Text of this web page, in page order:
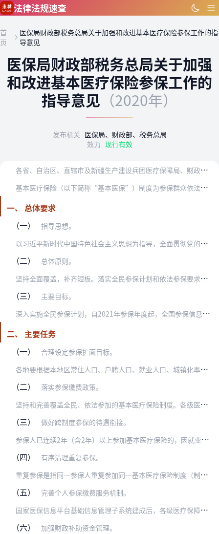
跳到主要内容
法律法规速查
首
页
医保局财政部税务总局关于加强和改进基本医疗保险参保工作的指
导意见
医保局财政部税务总局关于加强
和改进基本医疗保险参保工作的
指导意见 （2020年）
发布机关 医保局、财政部、税务总局
效力 现行有效
各
省、自治区、直辖市及新疆生产建设兵团医疗保障局、财政厅（局），财政部地方监管局，国家税务总局各省、自治区、直辖市及新疆生产建设兵团税务局：
基
本医疗保险（以下简称“基本医保”）制度为参保群众依法合理享受基本医疗保障、促进人民健康发挥了重要作用。为深入推进全民参保计划，进一步提高基本医保参保质量，保障…
一、 总体要求
（一）
指导思想。
以
习近平新时代中国特色社会主义思想为指导，全面贯彻党的十九大和十九届二中、三中、四中全会精神，坚持以人民为中心的发展思想，坚持推进高质量发展，以实现覆盖全民、依…
（二）
总体原则。
坚
持全面覆盖，补齐短板。落实全民参保计划和依法参保要求，着眼保基本、全覆盖，有针对性加强重点人群特别是困难人群参保缴费服务，改进参保薄弱环节服务。
（三）
主要目标。
深
入实施全民参保计划，自2021年参保年度起，全国参保信息实现互联互通、动态更新、实时查询，参保信息质量明显提升；到2025年，基本医保参保率稳中有升，管理服务…
二、 主要任务
（一）
合理设定参保扩面目标。
各
地要根据本地区常住人口、户籍人口、就业人口、城镇化率等指标，科学合理确定年度参保扩面目标。职工基本医疗保险（以下简称“职工医保”）要逐步以本地区劳动就业人口作…
（二）
落实参保缴费政策。
坚
持和完善覆盖全民、依法参加的基本医疗保险制度。各级医疗保障部门要完善与本地区公安、民政、人力资源社会保障、卫生健康、市场监管、税务、教育、司法、扶贫、残联等部…
（三）
做好跨制度参保的待遇衔接。
参
保人已连续2年（含2年）以上参加基本医疗保险的，因就业等个人状态变化在职工医保和居民医保间切换参保关系的，且中断缴费时间不超过3个月的，缴费后即可正常享受待遇…
（四）
有序清理重复参保。
重
复参保是指同一参保人重复参加同一基本医疗保险制度（制度内重复参保）或重复参加不同基本医疗保险制度（跨制度重复参保），具体表现为同一时间段内同一参保人有两条及以…
（五）
完善个人参保缴费服务机制。
国
家医保信息平台基础信息管理子系统建成后，各级医疗保障部门要利用国家统一医保信息平台基础信息管理子系统实时核对功能，及时查询参保人缴费状态，联合税务部门完善参保…
（六）
加强财政补助资金管理。